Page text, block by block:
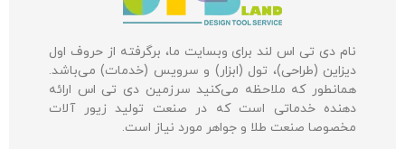
نام دی تی اس لند برای وبسایت ما، برگرفته از حروف اول
دیزاین (طراحی)، تول (ابزار) و سرویس (خدمات) می‌باشد.
همانطور که ملاحظه می‌کنید سرزمین دی تی اس ارائه
دهنده خدماتی است که در صنعت تولید زیور آلات
مخصوصا صنعت طلا و جواهر مورد نیاز است.